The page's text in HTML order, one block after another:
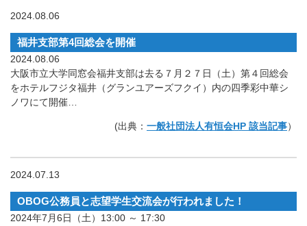
2024.08.06
福井支部第4回総会を開催
2024.08.06
大阪市立大学同窓会福井支部は去る７月２７日（土）第４回総会
をホテルフジタ福井（グランユアーズフクイ）内の四季彩中華シ
ノワにて開催…
(出典： 一般社団法人有恒会HP 該当記事）
2024.07.13
OBOG公務員と志望学生交流会が行われました！
2024年7月6日（土）13:00 ～ 17:30